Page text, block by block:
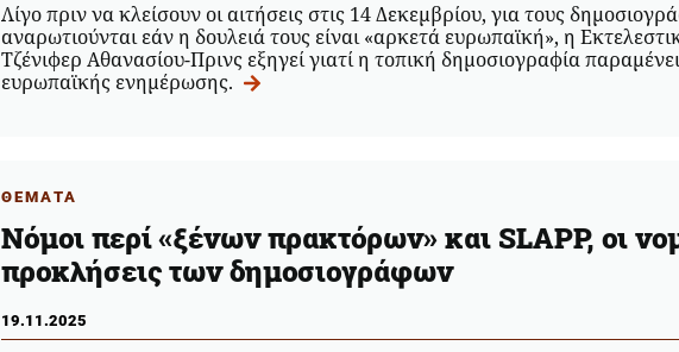
Λίγο πριν να κλείσουν οι αιτήσεις στις 14 Δεκεμβρίου, για τους
αναρωτιούνται εάν η δουλειά τους είναι «αρκετά ευρωπαϊκή», η
Τζένιφερ Αθανασίου-Πρινς εξηγεί γιατί η τοπική δημοσιογραφία
ευρωπαϊκής ενημέρωσης.
ΘΕΜΑΤΑ
Νόμοι περί «ξένων πρακτόρων» και SLAPP, οι
προκλήσεις των δημοσιογράφων
19.11.2025